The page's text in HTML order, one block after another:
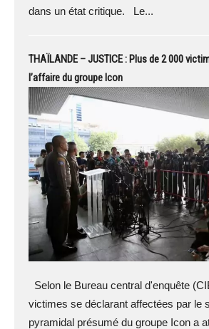
dans un état critique. Le...
THAÏLANDE – JUSTICE : Plus de 2 000
l’affaire du groupe Icon
Selon le Bureau central d'enquête
victimes se déclarant affectées par le
pyramidal présumé du groupe Icon a